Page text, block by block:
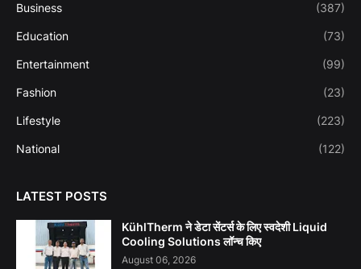
Business (387)
Education (73)
Entertainment (99)
Fashion (23)
Lifestyle (223)
National (122)
LATEST POSTS
KühlTherm ने डेटा सेंटर्स के लिए स्वदेशी Liquid
Cooling Solutions लॉन्च किए
August 06, 2026